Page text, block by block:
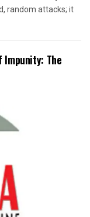
random attacks; it
The